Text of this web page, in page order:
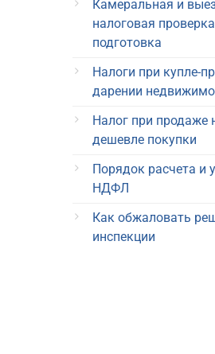
Камеральная и
налоговая
подготовка
Налоги при купле-
дарении
Налог при продаже
дешевле покупки
Порядок расчета и
НДФЛ
Как обжаловать
инспекции